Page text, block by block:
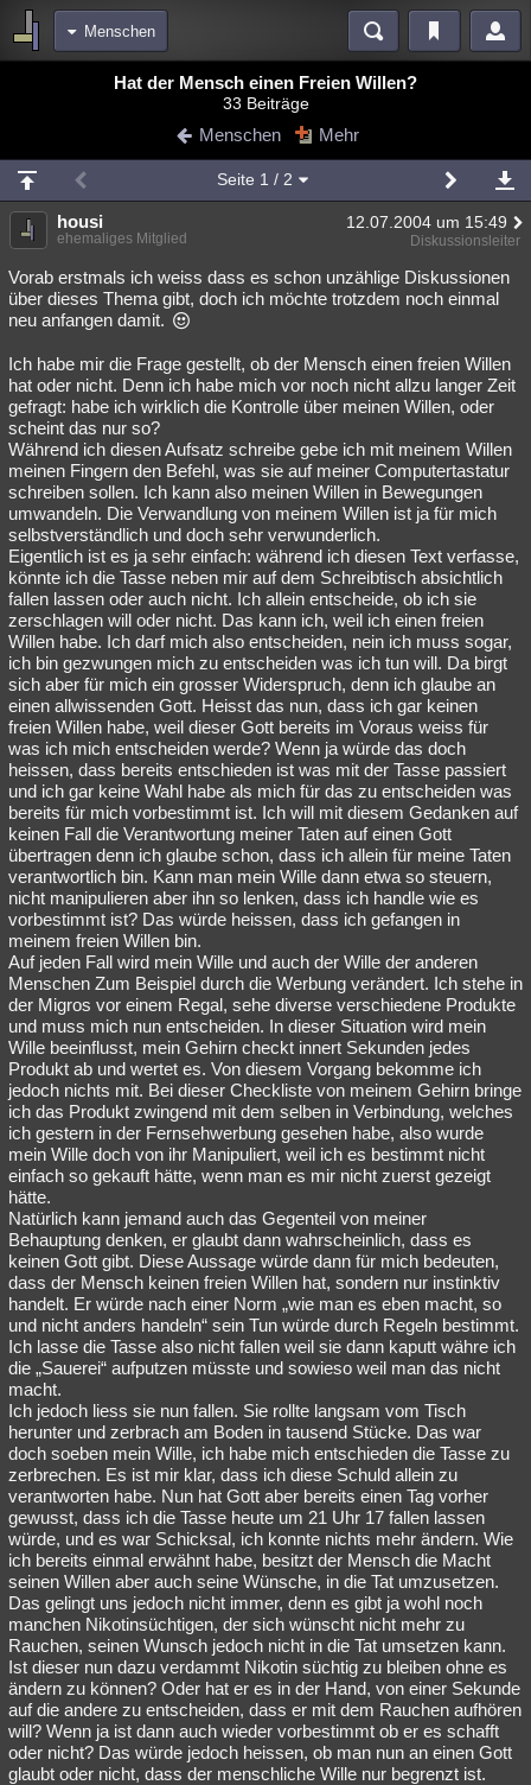
Menschen
Blogs
Chat Wiki Neuigkeiten
meine Rubriken
Menschen Mystery Kriminalfälle
Spiritualität Verschwörungen Technologie Ufologie
Natur Umfragen
weitere Rubriken
Philosophie Träume Orte Esoterik Literatur
Astronomie Helpdesk Gruppen Gaming Filme
Musik Clash Verbesserungen Allmystery English
Übersichten
Besucht Teilgenommen Alle Neue Geschlossen
Lesenswert Schlüsselwörter
Hat der Mensch einen Freien Willen?
33 Beiträge
Menschen Mehr
Seite 1 / 2
housi 12.07.2004 um 15:49
ehemaliges Mitglied Diskussionsleiter
Vorab erstmals ich weiss dass es schon unzählige Diskussionen
über dieses Thema gibt, doch ich möchte trotzdem noch einmal
neu anfangen damit.
Ich habe mir die Frage gestellt, ob der Mensch einen freien Willen
hat oder nicht. Denn ich habe mich vor noch nicht allzu langer Zeit
gefragt: habe ich wirklich die Kontrolle über meinen Willen, oder
scheint das nur so?
Während ich diesen Aufsatz schreibe gebe ich mit meinem Willen
meinen Fingern den Befehl, was sie auf meiner Computertastatur
schreiben sollen. Ich kann also meinen Willen in Bewegungen
umwandeln. Die Verwandlung von meinem Willen ist ja für mich
selbstverständlich und doch sehr verwunderlich.
Eigentlich ist es ja sehr einfach: während ich diesen Text verfasse,
könnte ich die Tasse neben mir auf dem Schreibtisch absichtlich
fallen lassen oder auch nicht. Ich allein entscheide, ob ich sie
zerschlagen will oder nicht. Das kann ich, weil ich einen freien
Willen habe. Ich darf mich also entscheiden, nein ich muss sogar,
ich bin gezwungen mich zu entscheiden was ich tun will. Da birgt
sich aber für mich ein grosser Widerspruch, denn ich glaube an
einen allwissenden Gott. Heisst das nun, dass ich gar keinen
freien Willen habe, weil dieser Gott bereits im Voraus weiss für
was ich mich entscheiden werde? Wenn ja würde das doch
heissen, dass bereits entschieden ist was mit der Tasse passiert
und ich gar keine Wahl habe als mich für das zu entscheiden was
bereits für mich vorbestimmt ist. Ich will mit diesem Gedanken auf
keinen Fall die Verantwortung meiner Taten auf einen Gott
übertragen denn ich glaube schon, dass ich allein für meine Taten
verantwortlich bin. Kann man mein Wille dann etwa so steuern,
nicht manipulieren aber ihn so lenken, dass ich handle wie es
vorbestimmt ist? Das würde heissen, dass ich gefangen in
meinem freien Willen bin.
Auf jeden Fall wird mein Wille und auch der Wille der anderen
Menschen Zum Beispiel durch die Werbung verändert. Ich stehe in
der Migros vor einem Regal, sehe diverse verschiedene Produkte
und muss mich nun entscheiden. In dieser Situation wird mein
Wille beeinflusst, mein Gehirn checkt innert Sekunden jedes
Produkt ab und wertet es. Von diesem Vorgang bekomme ich
jedoch nichts mit. Bei dieser Checkliste von meinem Gehirn bringe
ich das Produkt zwingend mit dem selben in Verbindung, welches
ich gestern in der Fernsehwerbung gesehen habe, also wurde
mein Wille doch von ihr Manipuliert, weil ich es bestimmt nicht
einfach so gekauft hätte, wenn man es mir nicht zuerst gezeigt
hätte.
Natürlich kann jemand auch das Gegenteil von meiner
Behauptung denken, er glaubt dann wahrscheinlich, dass es
keinen Gott gibt. Diese Aussage würde dann für mich bedeuten,
dass der Mensch keinen freien Willen hat, sondern nur instinktiv
handelt. Er würde nach einer Norm „wie man es eben macht, so
und nicht anders handeln“ sein Tun würde durch Regeln bestimmt.
Ich lasse die Tasse also nicht fallen weil sie dann kaputt währe ich
die „Sauerei“ aufputzen müsste und sowieso weil man das nicht
macht.
Ich jedoch liess sie nun fallen. Sie rollte langsam vom Tisch
herunter und zerbrach am Boden in tausend Stücke. Das war
doch soeben mein Wille, ich habe mich entschieden die Tasse zu
zerbrechen. Es ist mir klar, dass ich diese Schuld allein zu
verantworten habe. Nun hat Gott aber bereits einen Tag vorher
gewusst, dass ich die Tasse heute um 21 Uhr 17 fallen lassen
würde, und es war Schicksal, ich konnte nichts mehr ändern. Wie
ich bereits einmal erwähnt habe, besitzt der Mensch die Macht
seinen Willen aber auch seine Wünsche, in die Tat umzusetzen.
Das gelingt uns jedoch nicht immer, denn es gibt ja wohl noch
manchen Nikotinsüchtigen, der sich wünscht nicht mehr zu
Rauchen, seinen Wunsch jedoch nicht in die Tat umsetzen kann.
Ist dieser nun dazu verdammt Nikotin süchtig zu bleiben ohne es
ändern zu können? Oder hat er es in der Hand, von einer Sekunde
auf die andere zu entscheiden, dass er mit dem Rauchen aufhören
will? Wenn ja ist dann auch wieder vorbestimmt ob er es schafft
oder nicht? Das würde jedoch heissen, ob man nun an einen Gott
glaubt oder nicht, dass der menschliche Wille nur begrenzt ist.